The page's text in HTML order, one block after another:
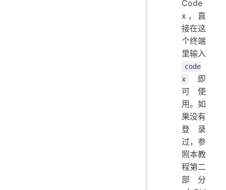
Code
x，直
接在这
个终端
里输入
code
x
即
可使
用。如
果没有
登录
过，参
照本教
程第二
部分